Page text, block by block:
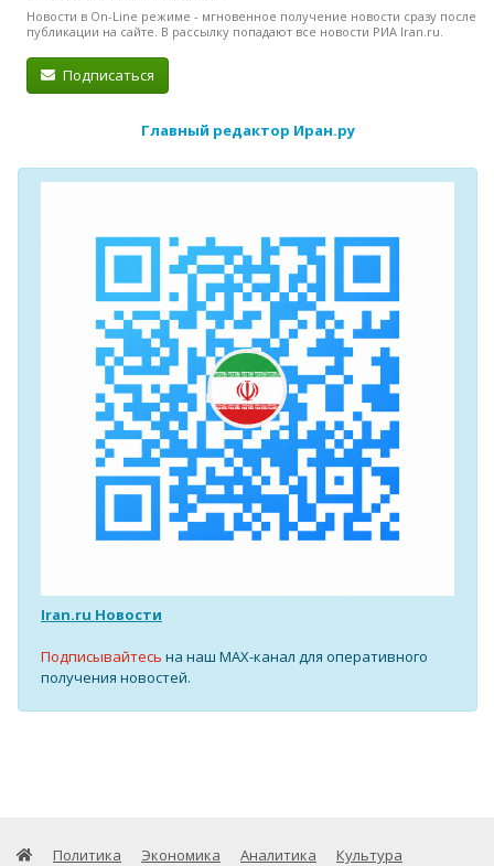
Новости в On-Line режиме - мгновенное получение новости сразу после
публикации на сайте. В рассылку попадают все новости РИА Iran.ru.
Подписаться
Главный редактор Иран.ру
Iran.ru Новости
Подписывайтесь на наш MAX-канал для оперативного
получения новостей.
Политика Экономика Аналитика Культура